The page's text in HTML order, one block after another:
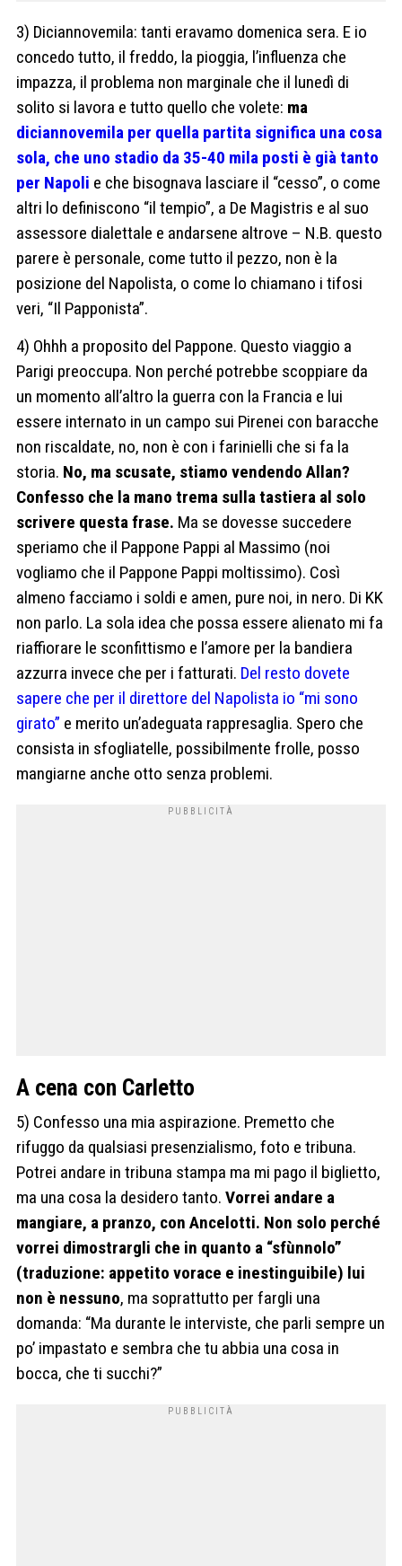
3) Diciannovemila: tanti eravamo domenica sera. E io
concedo tutto, il freddo, la pioggia, l’influenza che
impazza, il problema non marginale che il lunedì di
solito si lavora e tutto quello che volete: ma
diciannovemila per quella partita significa una cosa
sola, che uno stadio da 35-40 mila posti è già tanto
per Napoli e che bisognava lasciare il “cesso”, o come
altri lo definiscono “il tempio”, a De Magistris e al suo
assessore dialettale e andarsene altrove – N.B. questo
parere è personale, come tutto il pezzo, non è la
posizione del Napolista, o come lo chiamano i tifosi
veri, “Il Papponista”.
4) Ohhh a proposito del Pappone. Questo viaggio a
Parigi preoccupa. Non perché potrebbe scoppiare da
un momento all’altro la guerra con la Francia e lui
essere internato in un campo sui Pirenei con baracche
non riscaldate, no, non è con i farinielli che si fa la
storia. No, ma scusate, stiamo vendendo Allan?
Confesso che la mano trema sulla tastiera al solo
scrivere questa frase. Ma se dovesse succedere
speriamo che il Pappone Pappi al Massimo (noi
vogliamo che il Pappone Pappi moltissimo). Così
almeno facciamo i soldi e amen, pure noi, in nero. Di KK
non parlo. La sola idea che possa essere alienato mi fa
riaffiorare le sconfittismo e l’amore per la bandiera
azzurra invece che per i fatturati. Del resto dovete
sapere che per il direttore del Napolista io “mi sono
girato” e merito un’adeguata rappresaglia. Spero che
consista in sfogliatelle, possibilmente frolle, posso
mangiarne anche otto senza problemi.
A cena con Carletto
5) Confesso una mia aspirazione. Premetto che
rifuggo da qualsiasi presenzialismo, foto e tribuna.
Potrei andare in tribuna stampa ma mi pago il biglietto,
ma una cosa la desidero tanto. Vorrei andare a
mangiare, a pranzo, con Ancelotti. Non solo perché
vorrei dimostrargli che in quanto a “sfùnnolo”
(traduzione: appetito vorace e inestinguibile) lui
non è nessuno, ma soprattutto per fargli una
domanda: “Ma durante le interviste, che parli sempre un
po’ impastato e sembra che tu abbia una cosa in
bocca, che ti succhi?”